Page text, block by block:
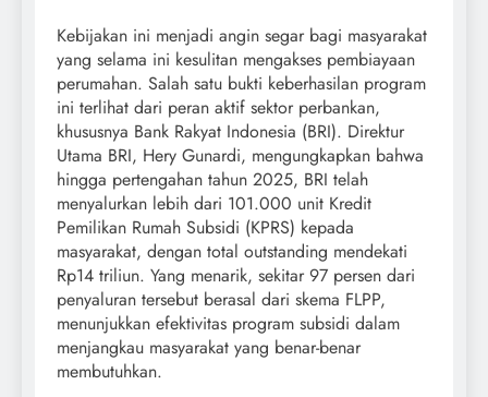
Kebijakan ini menjadi angin segar bagi masyarakat
yang selama ini kesulitan mengakses pembiayaan
perumahan. Salah satu bukti keberhasilan program
ini terlihat dari peran aktif sektor perbankan,
khususnya Bank Rakyat Indonesia (BRI). Direktur
Utama BRI, Hery Gunardi, mengungkapkan bahwa
hingga pertengahan tahun 2025, BRI telah
menyalurkan lebih dari 101.000 unit Kredit
Pemilikan Rumah Subsidi (KPRS) kepada
masyarakat, dengan total outstanding mendekati
Rp14 triliun. Yang menarik, sekitar 97 persen dari
penyaluran tersebut berasal dari skema FLPP,
menunjukkan efektivitas program subsidi dalam
menjangkau masyarakat yang benar-benar
membutuhkan.